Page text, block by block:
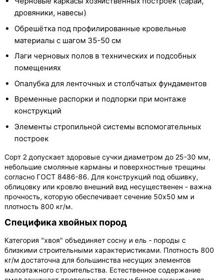
дровяники, навесы)
Обрешётка под профилированные кровельные
материалы с шагом 35-50 см
Лаги черновых полов в технических и подсобных
помещениях
Опалубка для ленточных и столбчатых фундаментов
Временные распорки и подпорки при монтаже
конструкций
Элементы стропильной системы вспомогательных
построек
Сорт 2 допускает здоровые сучки диаметром до 25-30 мм,
небольшие смоляные карманы и поверхностные трещины
согласно ГОСТ 8486-86. Для конструкций под обшивку,
облицовку или кровлю внешний вид несущественен - важна
прочность, которую обеспечивает сечение 50х50 мм и
плотность 800 кг/м.
Специфика хвойных пород
Категория "хвоя" объединяет сосну и ель - породы с
близкими строительными характеристиками. Плотность 800
кг/м достаточна для большинства несущих элементов
малоэтажного строительства. Естественное содержание